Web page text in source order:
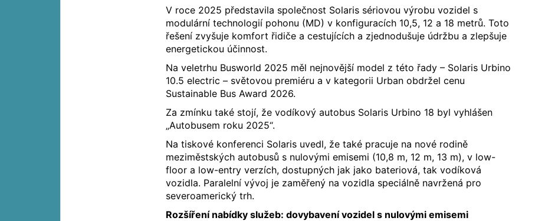
V roce 2025 představila společnost Solaris sériovou výrobu vozidel s
modulární technologií pohonu (MD) v konfiguracích 10,5, 12 a 18 metrů. Toto
řešení zvyšuje komfort řidiče a cestujících a zjednodušuje údržbu a zlepšuje
energetickou účinnost.
Na veletrhu Busworld 2025 měl nejnovější model z této řady – Solaris Urbino
10.5 electric – světovou premiéru a v kategorii Urban obdržel cenu
Sustainable Bus Award 2026.
Za zmínku také stojí, že vodíkový autobus Solaris Urbino 18 byl vyhlášen
„Autobusem roku 2025“.
Na tiskové konferenci Solaris uvedl, že také pracuje na nové rodině
meziměstských autobusů s nulovými emisemi (10,8 m, 12 m, 13 m), v low-
floor a low-entry verzích, dostupných jak jako bateriová, tak vodíková
vozidla. Paralelní vývoj je zaměřený na vozidla speciálně navržená pro
severoamerický trh.
Rozšíření nabídky služeb: dovybavení vozidel s nulovými emisemi